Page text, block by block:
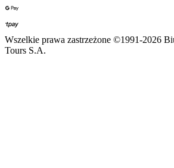
Wszelkie prawa zastrzeżone ©1991-2026
Tours S.A.